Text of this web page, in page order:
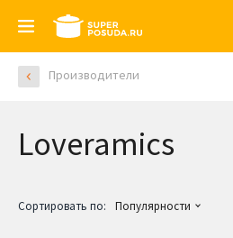
Производители
Loveramics
Сортировать по: Популярности